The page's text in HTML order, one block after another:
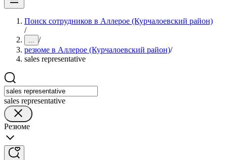
Поиск сотрудников в Аллерое (Курчалоевский район)
/
... /
резюме в Аллерое (Курчалоевский район)/
sales representative
sales representative
Резюме